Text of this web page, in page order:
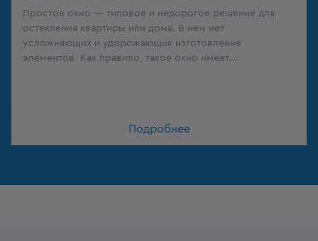
Простое окно — типовое и недорогое решение для
остекления квартиры или дома. В нем нет
усложняющих и удорожающих изготовление
элементов. Как правило, такое окно имеет
Подробнее